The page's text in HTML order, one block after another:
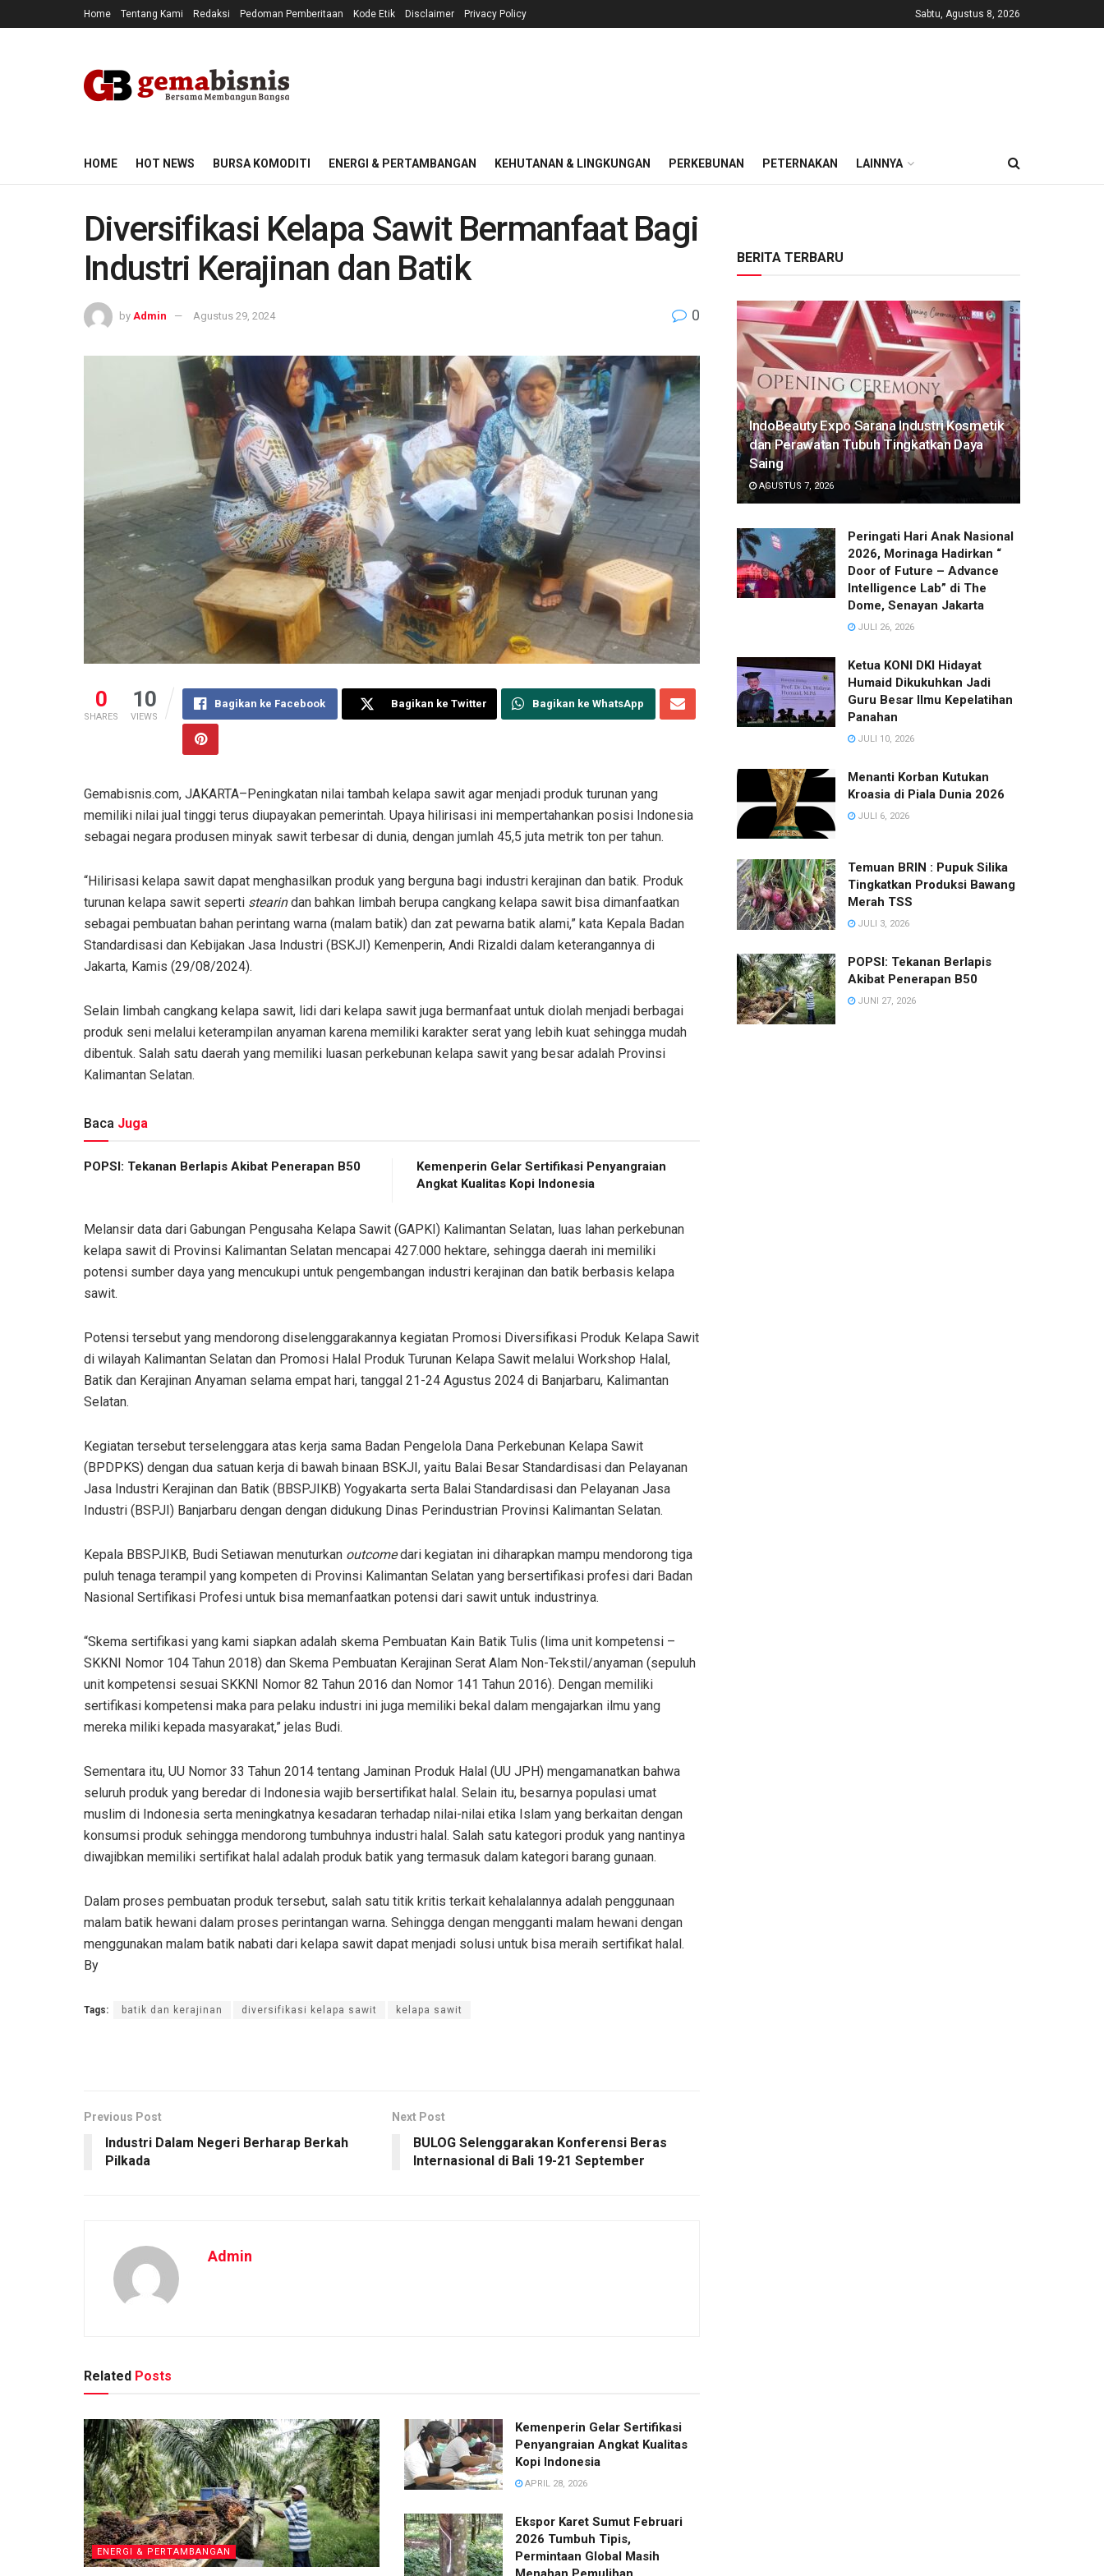
Home Tentang Kami Redaksi Pedoman Pemberitaan Kode Etik Disclaimer Privacy Policy Sabtu, Agustus 8, 2026
HOME HOT NEWS BURSA KOMODITI ENERGI & PERTAMBANGAN KEHUTANAN & LINGKUNGAN PERKEBUNAN PETERNAKAN LAINNYA
Diversifikasi Kelapa Sawit Bermanfaat Bagi
Industri Kerajinan dan Batik
by Admin Agustus 29, 2024 0
0
SHARES
10
VIEWS
Bagikan ke Facebook Bagikan ke Twitter Bagikan ke WhatsApp
Gemabisnis.com, JAKARTA–Peningkatan nilai tambah kelapa sawit agar menjadi produk turunan yang
memiliki nilai jual tinggi terus diupayakan pemerintah. Upaya hilirisasi ini mempertahankan posisi Indonesia
sebagai negara produsen minyak sawit terbesar di dunia, dengan jumlah 45,5 juta metrik ton per tahun.
“Hilirisasi kelapa sawit dapat menghasilkan produk yang berguna bagi industri kerajinan dan batik. Produk
turunan kelapa sawit seperti stearindan bahkan limbah berupa cangkang kelapa sawit bisa dimanfaatkan
sebagai pembuatan bahan perintang warna (malam batik) dan zat pewarna batik alami,” kata Kepala Badan
Standardisasi dan Kebijakan Jasa Industri (BSKJI) Kemenperin, Andi Rizaldi dalam keterangannya di
Jakarta, Kamis (29/08/2024).
Selain limbah cangkang kelapa sawit, lidi dari kelapa sawit juga bermanfaat untuk diolah menjadi berbagai
produk seni melalui keterampilan anyaman karena memiliki karakter serat yang lebih kuat sehingga mudah
dibentuk. Salah satu daerah yang memiliki luasan perkebunan kelapa sawit yang besar adalah Provinsi
Kalimantan Selatan.
Baca Juga
POPSI: Tekanan Berlapis Akibat Penerapan B50
Kemenperin Gelar Sertifikasi Penyangraian
Angkat Kualitas Kopi Indonesia
Melansir data dari Gabungan Pengusaha Kelapa Sawit (GAPKI) Kalimantan Selatan, luas lahan perkebunan
kelapa sawit di Provinsi Kalimantan Selatan mencapai 427.000 hektare, sehingga daerah ini memiliki
potensi sumber daya yang mencukupi untuk pengembangan industri kerajinan dan batik berbasis kelapa
sawit.
Potensi tersebut yang mendorong diselenggarakannya kegiatan Promosi Diversifikasi Produk Kelapa Sawit
di wilayah Kalimantan Selatan dan Promosi Halal Produk Turunan Kelapa Sawit melalui Workshop Halal,
Batik dan Kerajinan Anyaman selama empat hari, tanggal 21-24 Agustus 2024 di Banjarbaru, Kalimantan
Selatan.
Kegiatan tersebut terselenggara atas kerja sama Badan Pengelola Dana Perkebunan Kelapa Sawit
(BPDPKS) dengan dua satuan kerja di bawah binaan BSKJI, yaitu Balai Besar Standardisasi dan Pelayanan
Jasa Industri Kerajinan dan Batik (BBSPJIKB) Yogyakarta serta Balai Standardisasi dan Pelayanan Jasa
Industri (BSPJI) Banjarbaru dengan dengan didukung Dinas Perindustrian Provinsi Kalimantan Selatan.
Kepala BBSPJIKB, Budi Setiawan menuturkan outcomedari kegiatan ini diharapkan mampu mendorong tiga
puluh tenaga terampil yang kompeten di Provinsi Kalimantan Selatan yang bersertifikasi profesi dari Badan
Nasional Sertifikasi Profesi untuk bisa memanfaatkan potensi dari sawit untuk industrinya.
“Skema sertifikasi yang kami siapkan adalah skema Pembuatan Kain Batik Tulis (lima unit kompetensi –
SKKNI Nomor 104 Tahun 2018) dan Skema Pembuatan Kerajinan Serat Alam Non-Tekstil/anyaman (sepuluh
unit kompetensi sesuai SKKNI Nomor 82 Tahun 2016 dan Nomor 141 Tahun 2016). Dengan memiliki
sertifikasi kompetensi maka para pelaku industri ini juga memiliki bekal dalam mengajarkan ilmu yang
mereka miliki kepada masyarakat,” jelas Budi.
Sementara itu, UU Nomor 33 Tahun 2014 tentang Jaminan Produk Halal (UU JPH) mengamanatkan bahwa
seluruh produk yang beredar di Indonesia wajib bersertifikat halal. Selain itu, besarnya populasi umat
muslim di Indonesia serta meningkatnya kesadaran terhadap nilai-nilai etika Islam yang berkaitan dengan
konsumsi produk sehingga mendorong tumbuhnya industri halal. Salah satu kategori produk yang nantinya
diwajibkan memiliki sertifikat halal adalah produk batik yang termasuk dalam kategori barang gunaan.
Dalam proses pembuatan produk tersebut, salah satu titik kritis terkait kehalalannya adalah penggunaan
malam batik hewani dalam proses perintangan warna. Sehingga dengan mengganti malam hewani dengan
menggunakan malam batik nabati dari kelapa sawit dapat menjadi solusi untuk bisa meraih sertifikat halal.
By
Tags: batik dan kerajinan diversifikasi kelapa sawit kelapa sawit
Previous Post
Industri Dalam Negeri Berharap Berkah
Pilkada
Next Post
BULOG Selenggarakan Konferensi Beras
Internasional di Bali 19-21 September
Admin
Related Posts
ENERGI & PERTAMBANGAN
Kemenperin Gelar Sertifikasi
Penyangraian Angkat Kualitas
Kopi Indonesia
APRIL 28, 2026
Ekspor Karet Sumut Februari
2026 Tumbuh Tipis,
Permintaan Global Masih
BERITA TERBARU
IndoBeauty Expo Sarana Industri Kosmetik
dan Perawatan Tubuh Tingkatkan Daya
Saing
AGUSTUS 7, 2026
Peringati Hari Anak Nasional
2026, Morinaga Hadirkan “
Door of Future – Advance
Intelligence Lab” di The
Dome, Senayan Jakarta
JULI 26, 2026
Ketua KONI DKI Hidayat
Humaid Dikukuhkan Jadi
Guru Besar Ilmu Kepelatihan
Panahan
JULI 10, 2026
Menanti Korban Kutukan
Kroasia di Piala Dunia 2026
JULI 6, 2026
Temuan BRIN : Pupuk Silika
Tingkatkan Produksi Bawang
Merah TSS
JULI 3, 2026
POPSI: Tekanan Berlapis
Akibat Penerapan B50
JUNI 27, 2026